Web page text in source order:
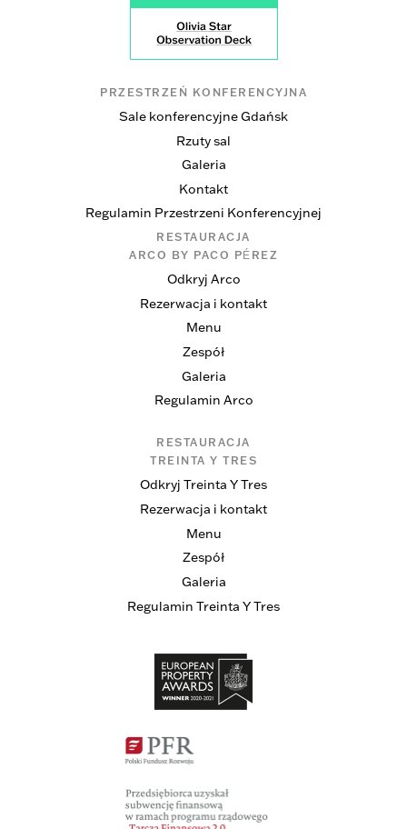
PRZESTRZEŃ KONFERENCYJNA
Sale konferencyjne Gdańsk
Rzuty sal
Galeria
Kontakt
Regulamin Przestrzeni Konferencyjnej
RESTAURACJA
ARCO BY PACO PÉREZ
Odkryj Arco
Rezerwacja i kontakt
Menu
Zespół
Galeria
Regulamin Arco
RESTAURACJA
TREINTA Y TRES
Odkryj Treinta Y Tres
Rezerwacja i kontakt
Menu
Zespół
Galeria
Regulamin Treinta Y Tres